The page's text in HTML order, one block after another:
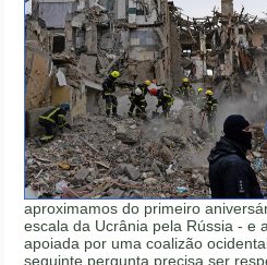
aproximamos do primeiro
escala da Ucrânia pela Rússia - e
apoiada por uma coalizão
seguinte pergunta precisa ser